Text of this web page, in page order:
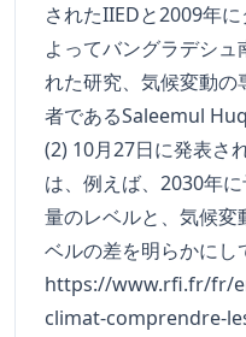
されたIIEDと2009年
よってバングラデシ
れた研究、気候変動の
者であるSaleemul Huq
(2) 10月27日に発表さ
は、例えば、2030年
量のレベルと、気候変
ベルの差を明らかにし
https://www.rfi.fr/fr/
climat-comprendre-